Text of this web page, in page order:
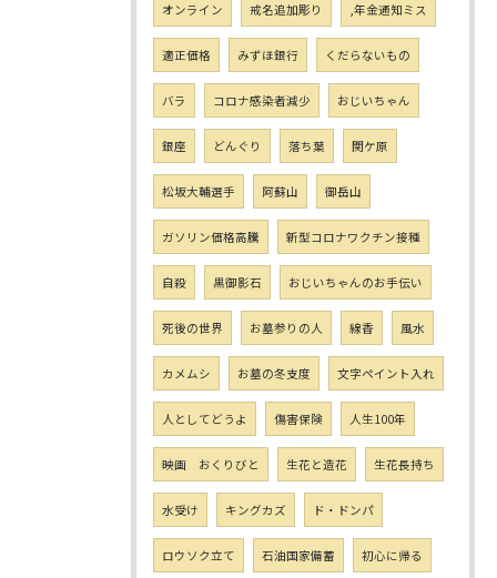
オンライン 戒名追加彫り ,年金通知ミス
適正価格 みずほ銀行 くだらないもの
バラ コロナ感染者減少 おじいちゃん
銀座 どんぐり 落ち葉 関ケ原
松坂大輔選手 阿蘇山 御岳山
ガソリン価格高騰 新型コロナワクチン接種
自殺 黒御影石 おじいちゃんのお手伝い
死後の世界 お墓参りの人 線香 風水
カメムシ お墓の冬支度 文字ペイント入れ
人としてどうよ 傷害保険 人生100年
映画 おくりびと 生花と造花 生花長持ち
水受け キングカズ ド・ドンパ
ロウソク立て 石油国家備蓄 初心に帰る